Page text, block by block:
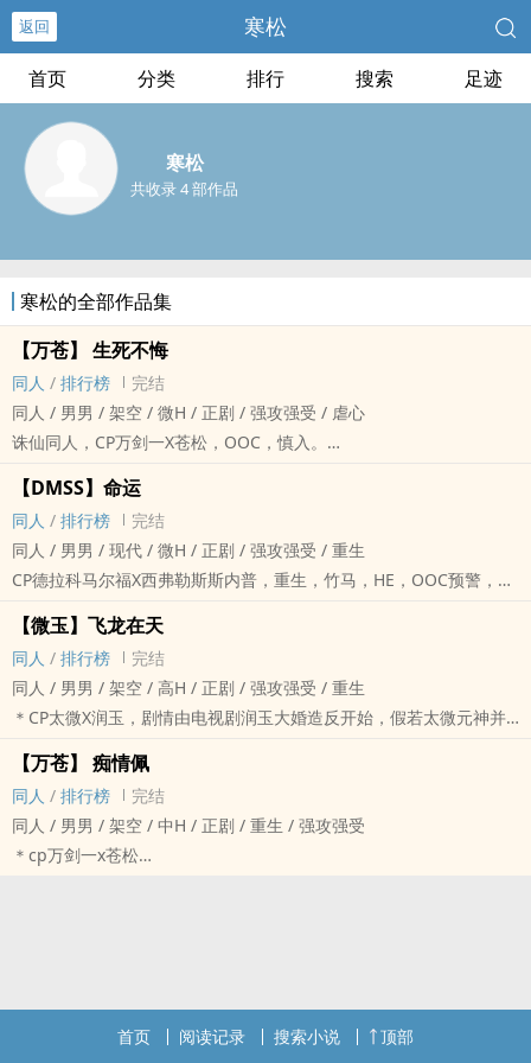
返回 寒松
首页 分类 排行 搜索 足迹
寒松
共收录 4 部作品
寒松的全部作品集
【万苍】 生死不悔
同人 / 排行榜
完结
同人 / 男男 / 架空 / 微H / 正剧 / 强攻强受 / 虐心
诛仙同人，CP万剑一X苍松，OOC，慎入。
因为电视剧，对林惊羽怨念颇深，因此文中设定林惊羽为田不易的徒
弟，而张小凡成了苍松的徒弟。
各种私设，不喜勿入！！！
文案
怎堪信 白衣染血身陨此间
忆往昔 携手相授蛮荒相救
现如今 阴阳隔断 隐姓埋名于心口
刻骨恨 是非善恶 一念成魔前尘尽
恍若梦 满目朦胧夜话相约
语轻诉 前事尽明 幡然醒悟却难回
魔道路 将计就计 决然向前永不悔
然虽生死不悔，可终究放不下……
【DMSS】命运
同人 / 排行榜
完结
同人 / 男男 / 现代 / 微H / 正剧 / 强攻强受 / 重生
CP德拉科马尔福X西弗勒斯斯内普，重生，竹马，HE，OOC预警，慎
德拉科于2026年重生回到1983年，西弗勒斯于1985年意外死亡后复
活，成了五岁男孩，两人同岁设定。
＊1985年8月30日，马尔福庄园内，五岁的德拉科不可置信的盯着预
言家日报上的一则消息，他拿着报纸颤抖着找到了卢修斯，望见父亲
苍白而又颓败的脸色，德拉科脸上血色顿失，随即眼前一黑，昏了过
去。
＊掉落的预言家日报上，一行醒目的标题，来自残余食死徒隐匿谋划
四年的报复－－－－对角巷遭遇攻击，下面是密密麻麻的小字，因开
＊同一时间，古老而又封闭的普林斯庄园霎时如复苏一般，生机勃
【微玉】飞龙在天
同人 / 排行榜
完结
同人 / 男男 / 架空 / ‌高‌H‍ / 正剧 / 强攻强受 / 重生
＊CP太微X润玉，剧情由电视剧润玉大婚造反开始，假若太微元神并
泪中看尽了润玉先前所经历的一切，但他无法离开人鱼泪，在润玉身
边的日子里，太微开始渐渐爱上润玉，最后因为机缘巧合，太微复
活，然后开始了他的漫漫追玉之路，有各种私设，总体来说是甜文，
结局HE。
【万苍】 痴情佩
同人 / 排行榜
完结
同人 / 男男 / 架空 / 中H / 正剧 / 重生 / 强攻强受
＊cp万剑一x苍松
首页 阅读记录 搜索小说 顶部